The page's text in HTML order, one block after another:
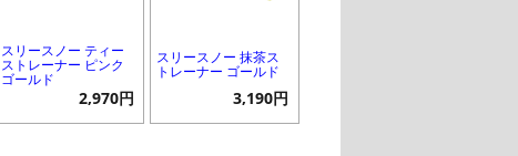
スリースノー ティー
ストレーナー ピンク
ゴールド
2,970円
スリースノー 抹茶ス
トレーナー ゴールド
3,190円